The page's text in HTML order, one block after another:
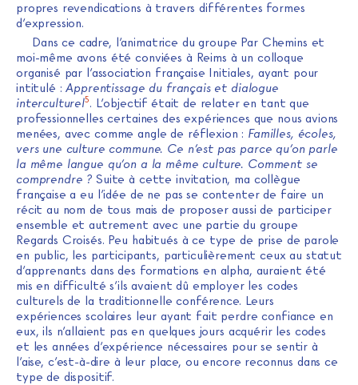
propres revendications à travers différentes formes
d’expression.
Dans ce cadre, l’animatrice du groupe Par Chemins et
moi-même avons été conviées à Reims à un colloque
organisé par l’association française Initiales, ayant pour
intitulé :Apprentissage du français et dialogue
interculturel5. L’objectif était de relater en tant que
professionnelles certaines des expériences que nous avions
menées, avec comme angle de réflexion : Familles, écoles,
vers une culture commune. Ce n’est pas parce qu’on parle
la même langue qu’on a la même culture. Comment se
comprendre ? Suite à cette invitation, ma collègue
française a eu l’idée de ne pas se contenter de faire un
récit au nom de tous mais de proposer aussi de participer
ensemble et autrement avec une partie du groupe
Regards Croisés. Peu habitués à ce type de prise de parole
en public, les participants, particulièrement ceux au statut
d’apprenants dans des formations en alpha, auraient été
mis en difficulté s’ils avaient dû employer les codes
culturels de la traditionnelle conférence. Leurs
expériences scolaires leur ayant fait perdre confiance en
eux, ils n’allaient pas en quelques jours acquérir les codes
et les années d’expérience nécessaires pour se sentir à
l’aise, c’est-à-dire à leur place, ou encore reconnus dans ce
type de dispositif.